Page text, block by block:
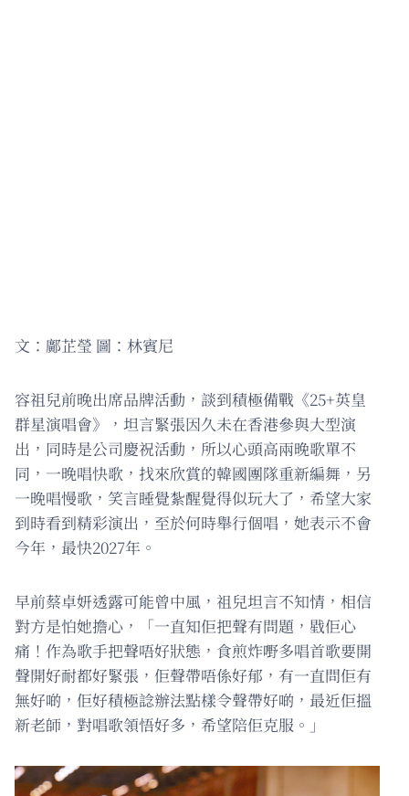
文：鄺芷瑩 圖：林賓尼
容祖兒前晚出席品牌活動，談到積極備戰《25+英皇
群星演唱會》，坦言緊張因久未在香港參與大型演
出，同時是公司慶祝活動，所以心頭高兩晚歌單不
同，一晚唱快歌，找來欣賞的韓國團隊重新編舞，另
一晚唱慢歌，笑言睡覺紮醒覺得似玩大了，希望大家
到時看到精彩演出，至於何時舉行個唱，她表示不會
今年，最快2027年。
早前蔡卓妍透露可能曾中風，祖兒坦言不知情，相信
對方是怕她擔心，「一直知佢把聲有問題，戥佢心
痛！作為歌手把聲唔好狀態，食煎炸嘢多唱首歌要開
聲開好耐都好緊張，佢聲帶唔係好郁，有一直問佢有
無好啲，佢好積極諗辦法點樣令聲帶好啲，最近佢搵
新老師，對唱歌領悟好多，希望陪佢克服。」